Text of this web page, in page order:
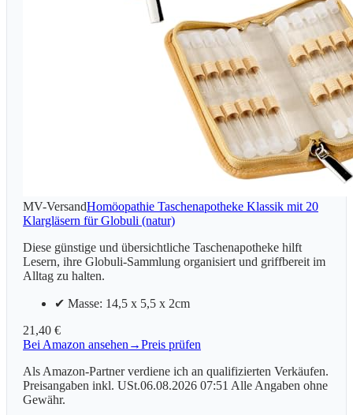
MV-VersandHomöopathie Taschenapotheke Klassik mit 20
Klargläsern für Globuli (natur)
Diese günstige und übersichtliche Taschenapotheke hilft
Lesern, ihre Globuli-Sammlung organisiert und griffbereit im
Alltag zu halten.
✔ Masse: 14,5 x 5,5 x 2cm
21,40 €
Bei Amazon ansehen→Preis prüfen
Als Amazon-Partner verdiene ich an qualifizierten Verkäufen.
Preisangaben inkl. USt.06.08.2026 07:51 Alle Angaben ohne
Gewähr.